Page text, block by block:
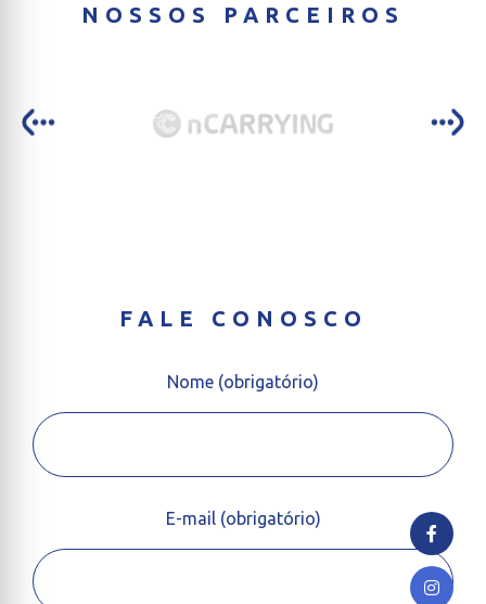
NOSSOS PARCEIROS
FALE CONOSCO
Nome (obrigatório)
E-mail (obrigatório)